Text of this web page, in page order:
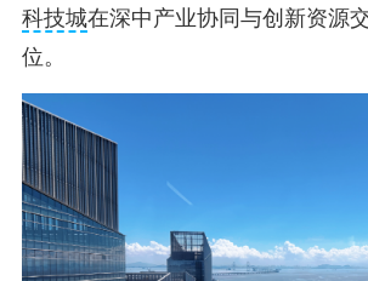
科技城在深中产业协同与创新资源
位。